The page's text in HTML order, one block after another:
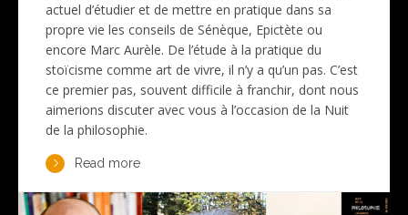
actuel d’étudier et de mettre en pratique dans sa
propre vie les conseils de Sénèque, Epictète ou
encore Marc Aurèle. De l’étude à la pratique du
stoïcisme comme art de vivre, il n’y a qu’un pas. C’est
ce premier pas, souvent difficile à franchir, dont nous
aimerions discuter avec vous à l’occasion de la Nuit
de la philosophie.
Read more